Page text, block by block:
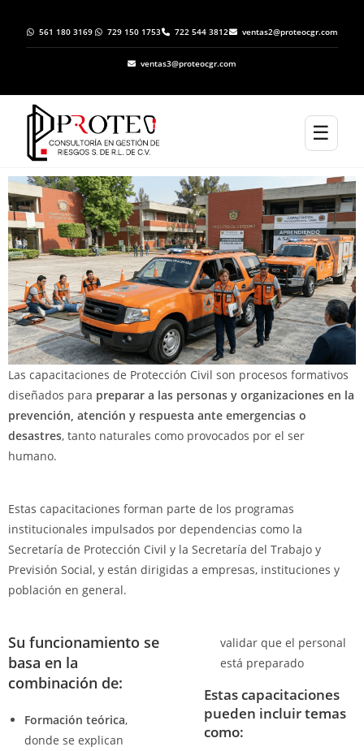
561 180 3169 729 150 1753 722 544 3812 ventas2@proteocgr.com
ventas3@proteocgr.com
☰
Las capacitaciones de Protección Civil son procesos formativos
diseñados para preparar a las personas y organizaciones en la
prevención, atención y respuesta ante emergencias o
desastres, tanto naturales como provocados por el ser
humano.
Estas capacitaciones forman parte de los programas
institucionales impulsados por dependencias como la
Secretaría de Protección Civil y la Secretaría del Trabajo y
Previsión Social, y están dirigidas a empresas, instituciones y
población en general.
Su funcionamiento se
basa en la
combinación de:
Formación teórica,
donde se explican
validar que el personal
está preparado
Estas capacitaciones
pueden incluir temas
como: